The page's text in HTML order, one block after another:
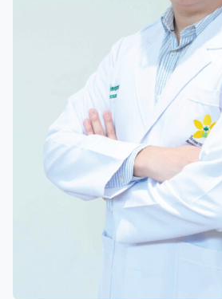
043-333555